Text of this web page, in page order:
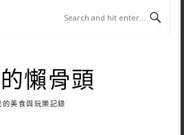
懶骨頭
的美食與玩樂記錄